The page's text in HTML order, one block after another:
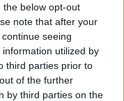
the below opt-out
note that after your
seeing
utilized by
third parties prior to
of the further
by third parties on the